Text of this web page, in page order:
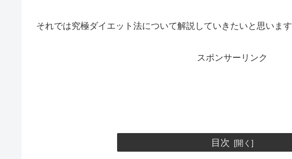
それでは究極ダイエット法について解説していきたいと思います
スポンサーリンク
目次